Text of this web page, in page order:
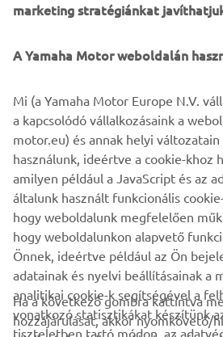
egészül ki, melyek biztosítják a
különböző szintű vezetési
kormányrúdon található rögzítőfék
róla, hogy az YFM90R ott is
hagyta. A teljesen automata
megkönnyíti a vezetést, továbbá ez
YFM90R a gyermekek quadja, de a
YFM90R »
VÁLLALATI
marketing stratégiánkat
A Yamaha Motor weboldalán
Mi (a Yamaha Motor Europe N.V.
a kapcsolódó vállalkozásaink a
motor.eu) és annak helyi
használunk, ideértve a cookie-khoz
amilyen például a JavaScript és az
általunk használt funkcionális
hogy weboldalunk megfelelően
hogy weboldalunkon alapvető
Önnek, ideértve például az Ön
adatainak és nyelvi beállításainak a
analitikai cookie-k segítségével a
vonatkozó statisztikákat készítünk
tiszteletben tartó módon, az
Ha a következő gombra kattintva
hozzájárulását, akkor nyomkövető/